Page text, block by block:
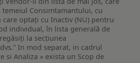
Consimtamantului, cu
optați cu Inactiv (NU) pentru
individual, în lista generală de
la secțiunea
In mod separat, in cadrul
si Analiza » exista un Scop de